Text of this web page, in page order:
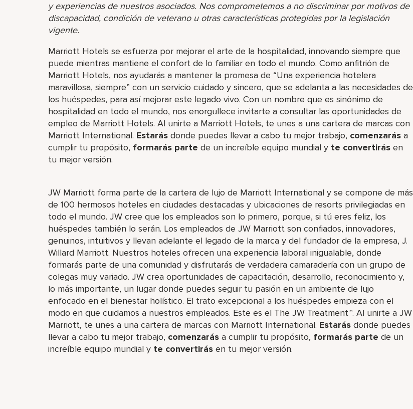
y experiencias de nuestros asociados. Nos comprometemos a no discriminar por motivos de
discapacidad, condición de veterano u otras características protegidas por la legislación
vigente.
Marriott Hotels se esfuerza por mejorar el arte de la hospitalidad, innovando siempre que
puede mientras mantiene el confort de lo familiar en todo el mundo. Como anfitrión de
Marriott Hotels, nos ayudarás a mantener la promesa de “Una experiencia hotelera
maravillosa, siempre” con un servicio cuidado y sincero, que se adelanta a las necesidades de
los huéspedes, para así mejorar este legado vivo. Con un nombre que es sinónimo de
hospitalidad en todo el mundo, nos enorgullece invitarte a consultar las oportunidades de
empleo de Marriott Hotels. Al unirte a Marriott Hotels, te unes a una cartera de marcas con
Marriott International. Estarás donde puedes llevar a cabo tu mejor trabajo,​ comenzarás a
cumplir tu propósito, formarás parte de un increíble​ equipo mundial y te convertirás en
tu mejor versión.
JW Marriott forma parte de la cartera de lujo de Marriott International y se compone de más
de 100 hermosos hoteles en ciudades destacadas y ubicaciones de resorts privilegiadas en
todo el mundo. JW cree que los empleados son lo primero, porque, si tú eres feliz, los
huéspedes también lo serán. Los empleados de JW Marriott son confiados, innovadores,
genuinos, intuitivos y llevan adelante el legado de la marca y del fundador de la empresa, J.
Willard Marriott. Nuestros hoteles ofrecen una experiencia laboral inigualable, donde
formarás parte de una comunidad y disfrutarás de verdadera camaradería con un grupo de
colegas muy variado. JW crea oportunidades de capacitación, desarrollo, reconocimiento y,
lo más importante, un lugar donde puedes seguir tu pasión en un ambiente de lujo
enfocado en el bienestar holístico. El trato excepcional a los huéspedes empieza con el
modo en que cuidamos a nuestros empleados. Este es el The JW Treatment™. Al unirte a JW
Marriott, te unes a una cartera de marcas con Marriott International. Estarás donde puedes
llevar a cabo tu mejor trabajo,​ comenzarás a cumplir tu propósito, formarás parte de un
increíble​ equipo mundial y te convertirás en tu mejor versión.